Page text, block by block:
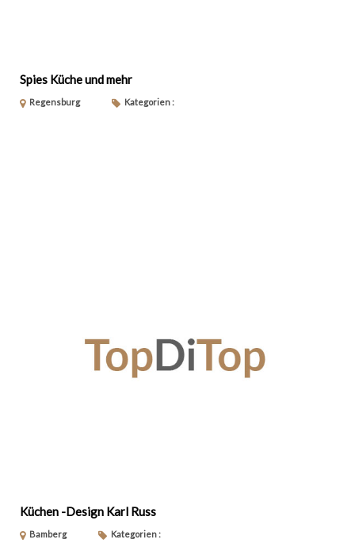
Spies Küche und mehr
Regensburg Kategorien :
Küchen -Design Karl Russ
Bamberg Kategorien :